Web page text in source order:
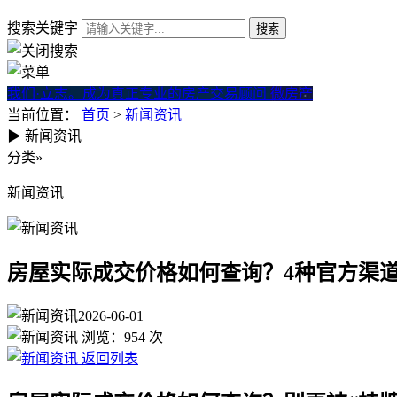
搜索关键字
我们·立志。成为真正专业的房产交易顾问 微房产
当前位置： 首页 > 新闻资讯
房屋实际成交价格如何查询？4
▶ 新闻资讯
分类»
新闻资讯
房屋实际成交价格如何查询？4种官方渠
2026-06-01
浏览： 954 次
返回列表